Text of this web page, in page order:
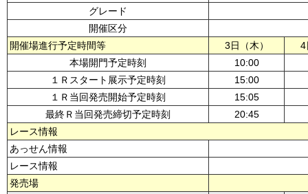
グレード
開催区分
開催場進行予定時間等
3日（木）
4
本場開門予定時刻
10:00
１Ｒスタート展示予定時刻
15:00
１Ｒ当回発売開始予定時刻
15:05
最終Ｒ当回発売締切予定時刻
20:45
レース情報
あっせん情報
レース情報
発売場